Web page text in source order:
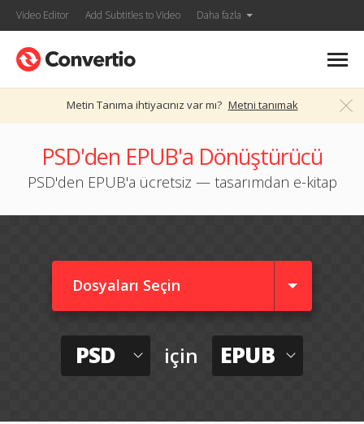
Video Editor Add Subtitles to Video Daha fazla
Metin Tanıma ihtiyacınız var mı? Metni tanımak
PSD'den EPUB'a Dönüştürücü
PSD'den EPUB'a ücretsiz — tasarımdan e-kitap
Dosyaları Seçin
PSD için EPUB